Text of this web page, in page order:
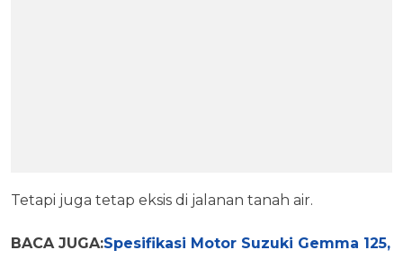
Tetapi juga tetap eksis di jalanan tanah air.
BACA JUGA:Spesifikasi Motor Suzuki Gemma 125,